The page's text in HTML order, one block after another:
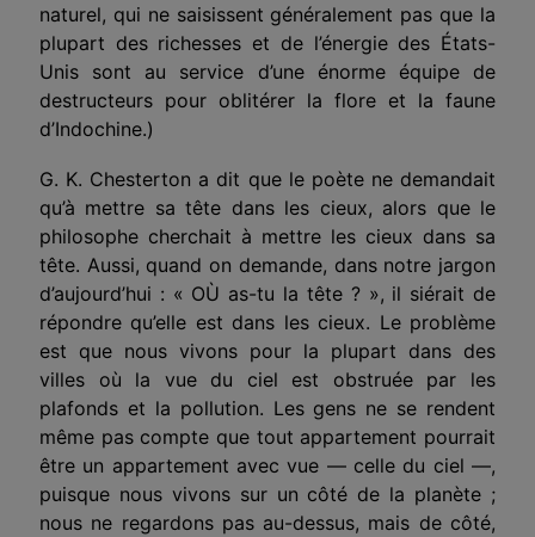
naturel, qui ne saisissent généralement pas que la
plupart des richesses et de l’énergie des États-
Unis sont au service d’une énorme équipe de
destruc­teurs pour oblitérer la flore et la faune
d’Indo­chine.)
G. K. Chesterton a dit que le poète ne demandait
qu’à mettre sa tête dans les cieux, alors que le
philosophe cherchait à mettre les cieux dans sa
tête. Aussi, quand on demande, dans notre jargon
d’au­jourd’hui : « OÙ as-tu la tête ? », il siérait de
répondre qu’elle est dans les cieux. Le problème
est que nous vivons pour la plupart dans des
villes où la vue du ciel est obstruée par les
plafonds et la pollution. Les gens ne se rendent
même pas compte que tout appartement pourrait
être un appartement avec vue — celle du ciel —,
puisque nous vivons sur un côté de la planète ;
nous ne regardons pas au-dessus, mais de côté,